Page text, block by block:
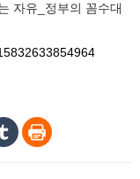
자유_정부의 꼼수대